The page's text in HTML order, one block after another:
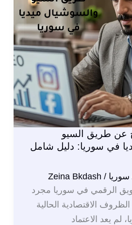
عن طريق السيو
في سوريا: دليل شامل
سوريا /
Zeina Bkdash
الرقمي في سوريا مجرد
الاقتصادية الحالية
لم يعد الاعتماد